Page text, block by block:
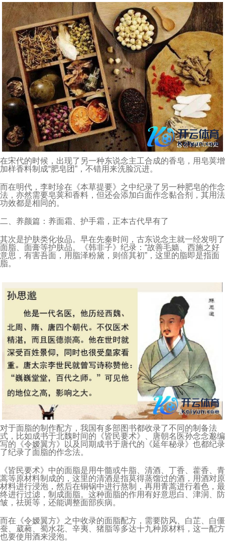
在宋代的时候，出现了另一种东说念主工合成的香皂，用皂荚增
加样香料制成“肥皂团”，不错用来洗脸沉进。
而在明代，李时珍在《本草提要》之中纪录了另一种肥皂的作念
法，亦然需要皂荚和香料，但还会添加白面作念黏合剂，其用法
功效都是相同的。
二、养颜篇：养面霜、护手霜，正本古代早有了
其次是护肤类化妆品。早在先秦时间，古东说念主就一经发明了
面脂、面膏等护肤品。《韩非子》纪录：“故善毛嫱、西施之好
意思，有害吾面，用脂泽粉黛，则倍其初”，这里的脂即是指面
脂。
对于面脂的制作配方，我国有多部图书都收录了不同的制备法
式，比如成书于北魏时间的《皆民要术》、唐朝名医孙念念邈编
写的《令嫒翼方》以及同期成书于唐代的《延年秘录》也都纪录
了纪录了面脂的作念法。
《皆民要术》中的面脂是用牛髓或牛脂、清酒、丁香、藿香、青
蒿等原材料制成的，这里的清酒是指莫得蒸馏过的酒，用酒对原
材料进行浸泡，然后在铜锅中进行熬制，再用青蒿进行着色，最
终进行过滤，制成面脂。这种面脂的作用有好意思白、津润、防
皱，祛斑等，还能调整面部疾病。
而在《令嫒翼方》之中收录的面脂配方，需要防风、白芷、白僵
蚕、葳蕤、蜀水花、辛夷、猪脂等多达十九种原材料，这一配方
也要使用酒来浸泡。